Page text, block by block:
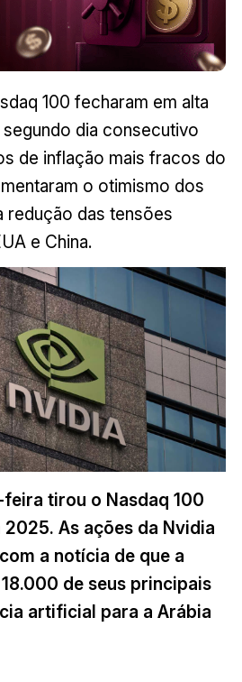
100 fecharam em alta
dia consecutivo
de inflação mais fracos do
o otimismo dos
redução das tensões
e China.
tirou o Nasdaq 100
As ações da Nvidia
a notícia de que a
de seus principais
artificial para a Arábia